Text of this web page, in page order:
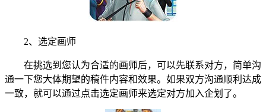
2、选定画师
在挑选到您认为合适的画师后，可以先联系对方，简单沟
通一下您大体期望的稿件内容和效果。如果双方沟通顺利达成
一致，就可以通过点击选定画师来选定对方加入企划了。